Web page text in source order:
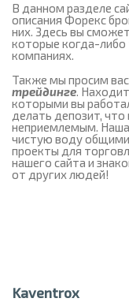
В данном разделе
описания Форекс
них. Здесь вы
которые когда-либо
компаниях.
Также мы просим вас
трейдинге.
которыми вы
делать депозит, что
неприемлемым.
чистую воду
проекты для
нашего сайта и
от других людей!
Kaventrox